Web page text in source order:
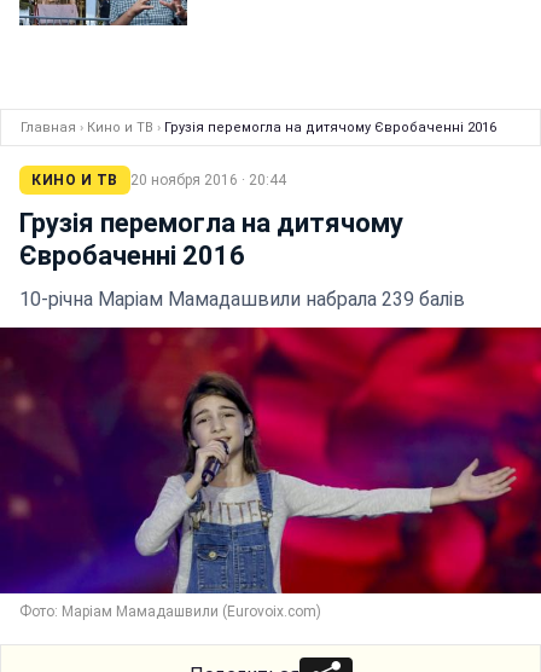
Главная › Кино и ТВ › Грузія перемогла на дитячому Євробаченні 2016
КИНО И ТВ 20 ноября 2016 · 20:44
Грузія перемогла на дитячому
Євробаченні 2016
10-річна Маріам Мамадашвили набрала 239 балів
Фото: Маріам Мамадашвили (Eurovoix.com)